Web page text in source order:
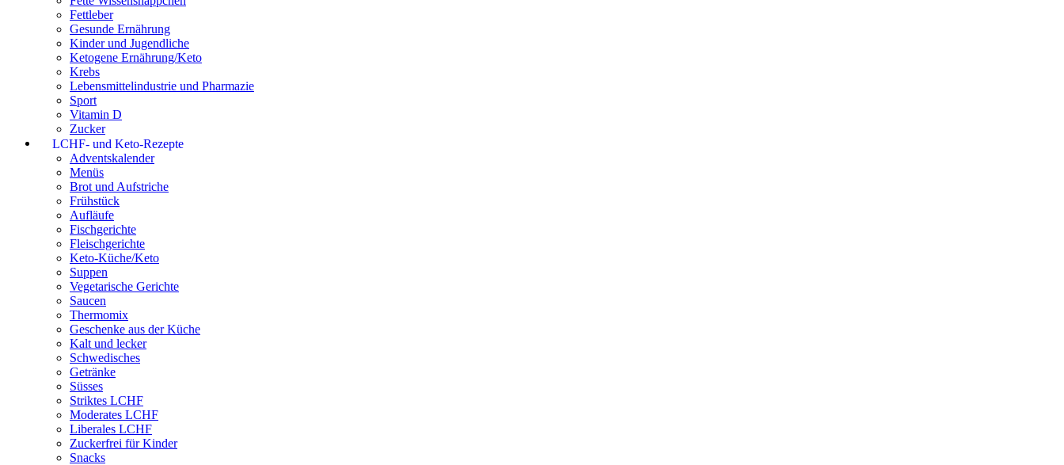
Fettleber
Gesunde Ernährung
Kinder und Jugendliche
Ketogene Ernährung/Keto
Krebs
Lebensmittelindustrie und Pharmazie
Sport
Vitamin D
Zucker
LCHF- und Keto-Rezepte
Adventskalender
Menüs
Brot und Aufstriche
Frühstück
Aufläufe
Fischgerichte
Fleischgerichte
Keto-Küche/Keto
Suppen
Vegetarische Gerichte
Saucen
Thermomix
Geschenke aus der Küche
Kalt und lecker
Schwedisches
Getränke
Süsses
Striktes LCHF
Moderates LCHF
Liberales LCHF
Zuckerfrei für Kinder
Snacks